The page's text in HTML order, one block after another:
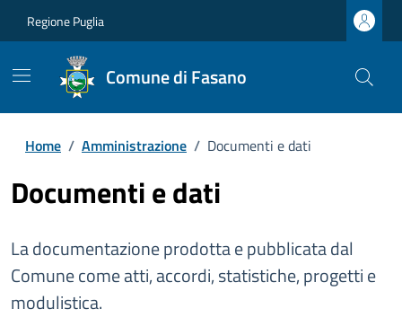
Regione Puglia
Comune di Fasano
Home / Amministrazione / Documenti e dati
Documenti e dati
La documentazione prodotta e pubblicata dal
Comune come atti, accordi, statistiche, progetti e
modulistica.